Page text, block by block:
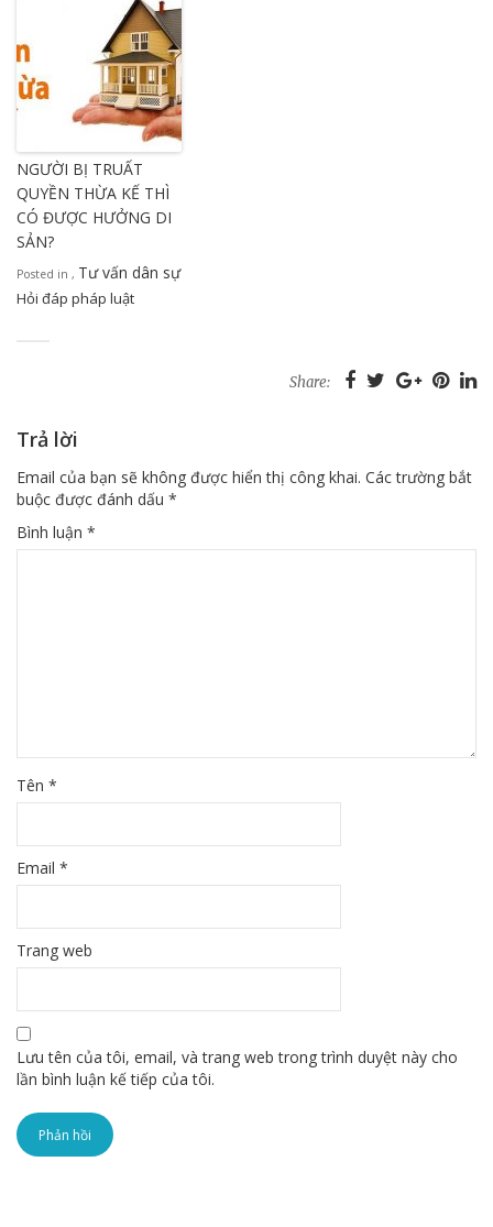
NGƯỜI BỊ TRUẤT
QUYỀN THỪA KẾ THÌ
CÓ ĐƯỢC HƯỞNG DI
SẢN?
Posted in
Hỏi đáp pháp luật
, Tư vấn dân sự
Share:
Trả lời
Email của bạn sẽ không được hiển thị công khai. Các trường bắt
buộc được đánh dấu *
Bình luận *
Tên *
Email *
Trang web
Lưu tên của tôi, email, và trang web trong trình duyệt này cho
lần bình luận kế tiếp của tôi.